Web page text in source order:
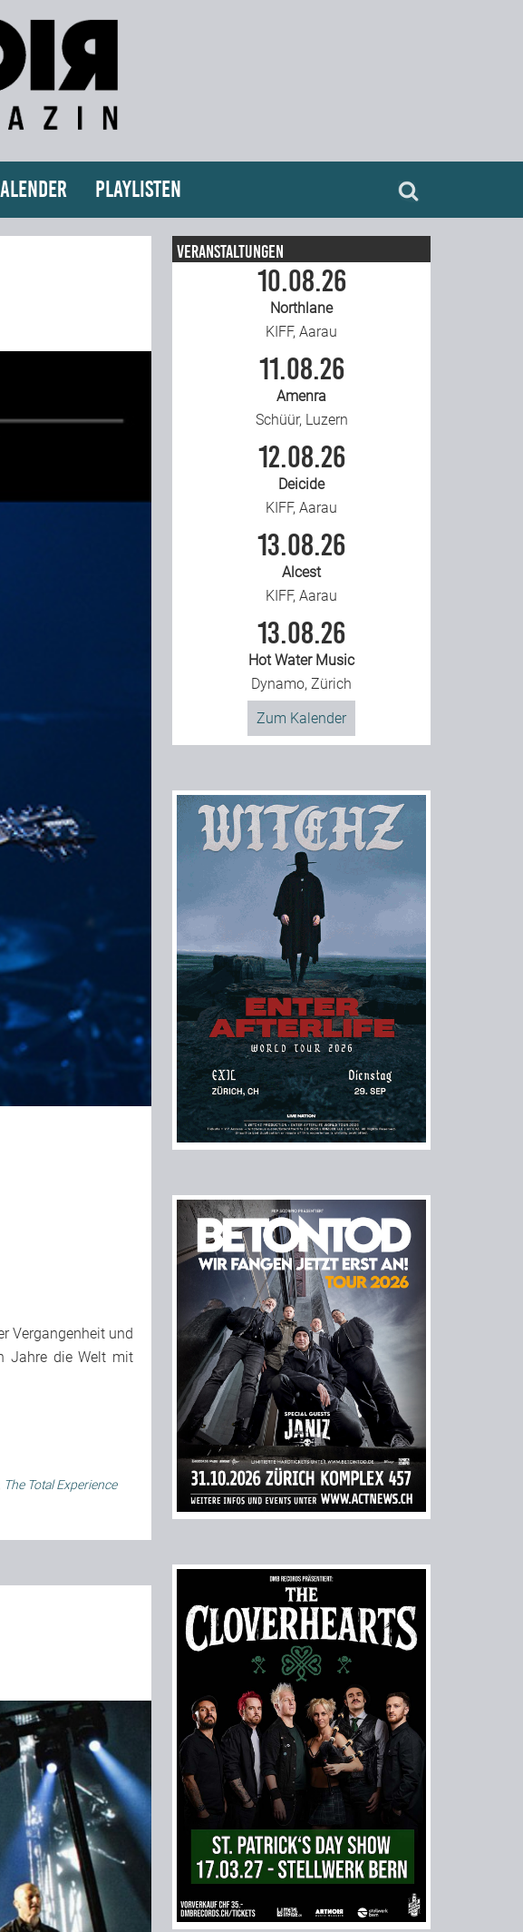
Playlisten
Vergangenheit und
Jahre die Welt mit
The Total Experience
Veranstaltungen
10.08.26
Northlane
KIFF, Aarau
11.08.26
Amenra
Schüür, Luzern
12.08.26
Deicide
KIFF, Aarau
13.08.26
Alcest
KIFF, Aarau
13.08.26
Hot Water Music
Dynamo, Zürich
Zum Kalender